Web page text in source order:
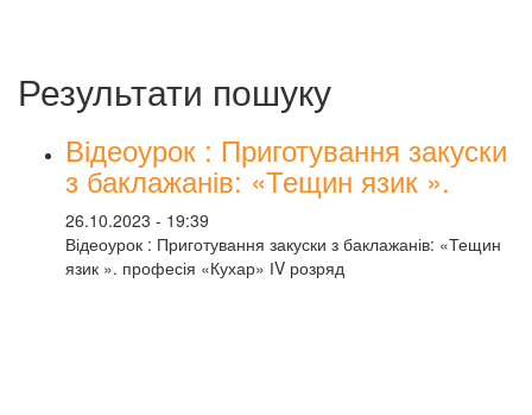
Результати пошуку
Відеоурок : Приготування закуски
з баклажанів: «Тещин язик ».
26.10.2023 - 19:39
Відеоурок : Приготування закуски з баклажанів: «Тещин
язик ». професія «Кухар» ІV розряд